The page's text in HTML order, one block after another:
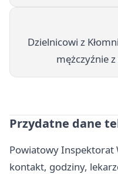
Dzielnicowi z
mężczyźnie
Przydatne dane
Powiatowy Inspektorat
kontakt, godziny,